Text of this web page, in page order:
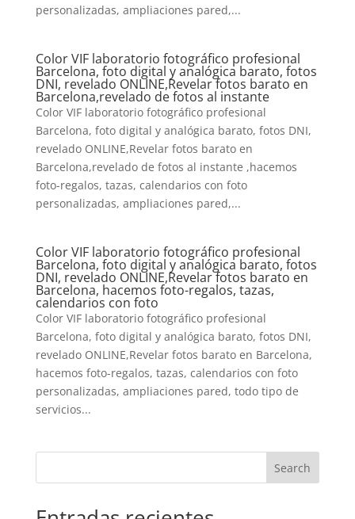
personalizadas, ampliaciones pared,...
Color VIF laboratorio fotográfico profesional
Barcelona, foto digital y analógica barato, fotos
DNI, revelado ONLINE,Revelar fotos barato en
Barcelona,revelado de fotos al instante
Color VIF laboratorio fotográfico profesional
Barcelona, foto digital y analógica barato, fotos DNI,
revelado ONLINE,Revelar fotos barato en
Barcelona,revelado de fotos al instante ,hacemos
foto-regalos, tazas, calendarios con foto
personalizadas, ampliaciones pared,...
Color VIF laboratorio fotográfico profesional
Barcelona, foto digital y analógica barato, fotos
DNI, revelado ONLINE,Revelar fotos barato en
Barcelona, hacemos foto-regalos, tazas,
calendarios con foto
Color VIF laboratorio fotográfico profesional
Barcelona, foto digital y analógica barato, fotos DNI,
revelado ONLINE,Revelar fotos barato en Barcelona,
hacemos foto-regalos, tazas, calendarios con foto
personalizadas, ampliaciones pared, todo tipo de
servicios...
Search